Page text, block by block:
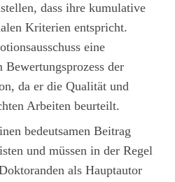
dass ihre kumulative
Kriterien entspricht.
eine
der
da er die Qualität und
Arbeiten beurteilt.
bedeutsamen Beitrag
und müssen in der Regel
als Hauptautor